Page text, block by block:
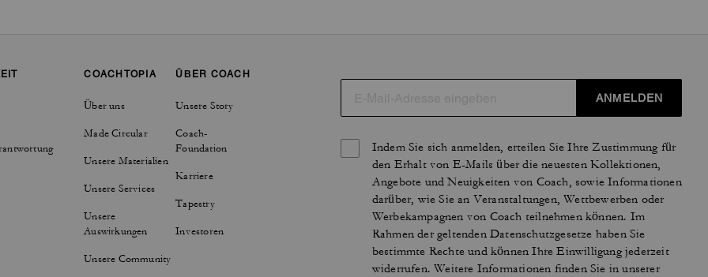
COACHTOPIA
Über uns
Made Circular
Unsere Materialien
Unsere Services
Unsere
Auswirkungen
Unsere Community
ÜBER COACH
Unsere Story
Coach-
Foundation
Karriere
Tapestry
Investoren
ANMELDEN
Indem Sie sich anmelden, erteilen Sie Ihre Zustimmung für
den Erhalt von E-Mails über die neuesten Kollektionen,
Angebote und Neuigkeiten von Coach, sowie Informationen
darüber, wie Sie an Veranstaltungen, Wettbewerben oder
Werbekampagnen von Coach teilnehmen können. Im
Rahmen der geltenden Datenschutzgesetze haben Sie
bestimmte Rechte und können Ihre Einwilligung jederzeit
widerrufen. Weitere Informationen finden Sie in unserer